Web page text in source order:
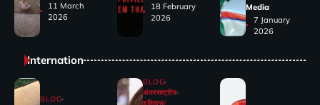
11 March
2026
18 February
2026
Media
7 January
2026
Internation
BLOG
BLOG
अंतरराष्ट्रीय